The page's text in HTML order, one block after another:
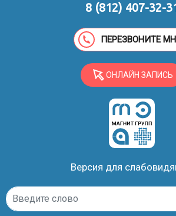
8 (812) 407-32-
ПЕРЕЗВОНИТЕ
ОНЛАЙН ЗАПИСЬ
Версия для